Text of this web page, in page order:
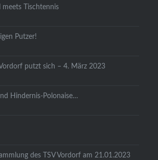
Tischtennis
Putzer!
putzt sich – 4. März 2023
Hindernis-Polonaise…
des TSV Vordorf am 21.01.2023